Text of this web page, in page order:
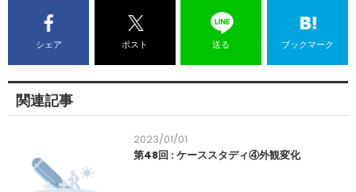
シェア ポスト 送る ブックマーク
関連記事
2023/01/01
第48回 : ケーススタディ④外観変化